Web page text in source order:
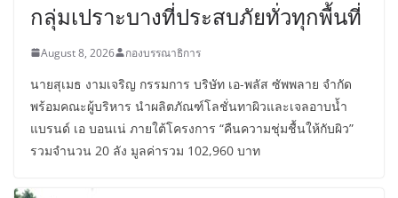
กลุ่มเปราะบางที่ประสบภัยทั่วทุกพื้นที่
August 8, 2026 กองบรรณาธิการ
นายสุเมธ งามเจริญ กรรมการ บริษัท เอ-พลัส ซัพพลาย จำกัด
พร้อมคณะผู้บริหาร นำผลิตภัณฑ์โลชั่นทาผิวและเจลอาบน้ำ
แบรนด์ เอ บอนเน่ ภายใต้โครงการ “คืนความชุ่มชื้นให้กับผิว”
รวมจำนวน 20 ลัง มูลค่ารวม 102,960 บาท